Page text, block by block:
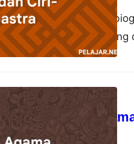
Autobiografi adalah
kehidupan pribadi yang
Penyebaran
akbardwi22 Oktober 2023